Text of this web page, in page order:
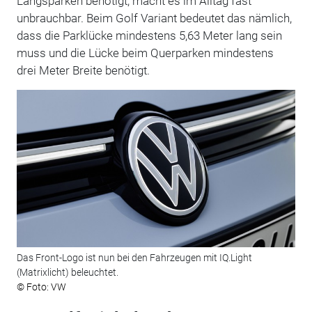
unbrauchbar. Beim Golf Variant bedeutet das nämlich,
dass die Parklücke mindestens 5,63 Meter lang sein
muss und die Lücke beim Querparken mindestens
drei Meter Breite benötigt.
Das Front-Logo ist nun bei den Fahrzeugen mit IQ.Light
(Matrixlicht) beleuchtet.
© Foto: VW